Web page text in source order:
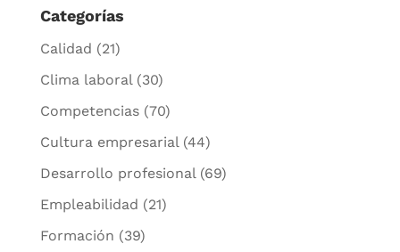
Categorías
Calidad (21)
Clima laboral(30)
Competencias(70)
Cultura empresarial(44)
Desarrollo profesional(69)
Empleabilidad (21)
Formación (39)